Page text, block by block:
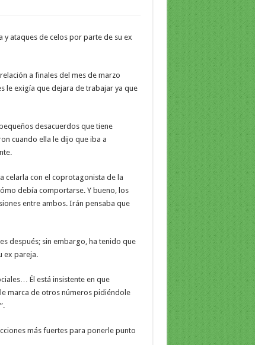
y ataques de celos por parte de su ex
a finales del mes de marzo
le exigía que dejara de trabajar ya que
desacuerdos que tiene
cuando ella le dijo que iba a
celarla con el coprotagonista de la
debía comportarse. Y bueno, los
entre ambos. Irán pensaba que
después; sin embargo, ha tenido que
ex pareja.
Él está insistente en que
marca de otros números pidiéndole
más fuertes para ponerle punto